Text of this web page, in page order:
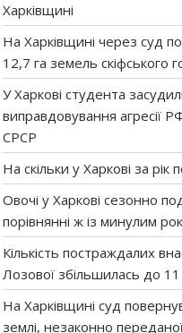
Харківщині
На Харківщині через суд
12,7 га земель скіфського
У Харкові студента
виправдовування агресії
СРСР
На скільки у Харкові за
Овочі у Харкові сезонно
порівнянні ж із минулим
Кількість постраждалих
Лозової збільшилась до 11
На Харківщині суд
землі, незаконно